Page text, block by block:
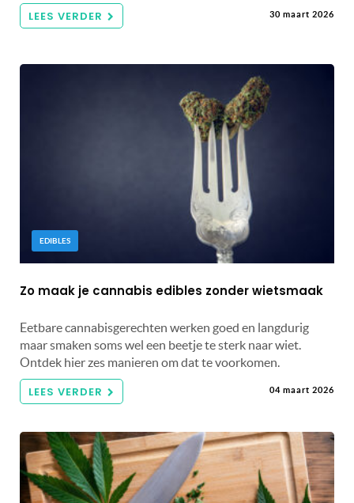
LEES VERDER 30 maart 2026
EDIBLES
Zo maak je cannabis edibles zonder wietsmaak
Eetbare cannabisgerechten werken goed en langdurig
maar smaken soms wel een beetje te sterk naar wiet.
Ontdek hier zes manieren om dat te voorkomen.
LEES VERDER 04 maart 2026